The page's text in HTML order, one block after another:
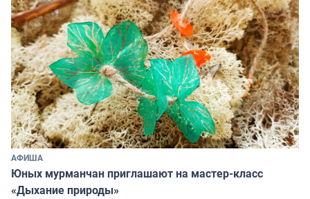
АФИША
Юных мурманчан приглашают на мастер-класс
«Дыхание природы»